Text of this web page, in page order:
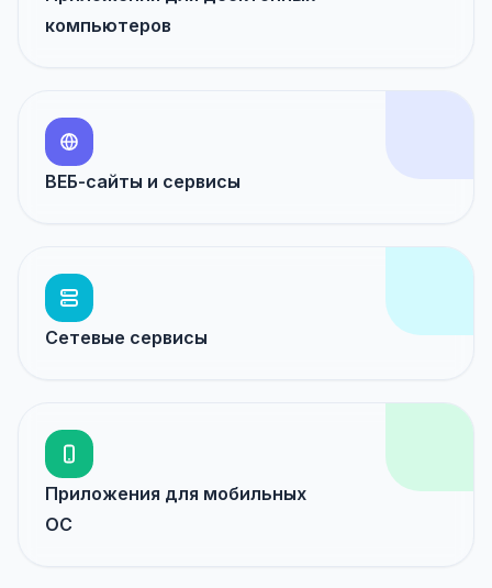
компьютеров
ВЕБ-сайты и сервисы
Сетевые сервисы
Приложения для мобильных
ОС